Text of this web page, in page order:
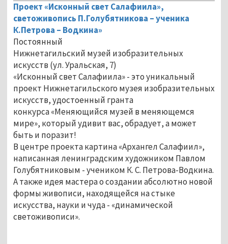
Проект «Исконный свет Салафиила»,
светоживопись П.Голубятникова – ученика
К.Петрова – Водкина»
Постоянный
Нижнетагильский музей изобразительных
искусств (ул. Уральская, 7)
«Исконный свет Салафиила» - это уникальный
проект Нижнетагильского музея изобразительных
искусств, удостоенный гранта
конкурса «Меняющийся музей в меняющемся
мире», который удивит вас, обрадует, а может
быть и поразит!
В центре проекта картина «Архангел Салафиил»,
написанная ленинградским художником Павлом
Голубятниковым - учеником К. С. Петрова-Водкина.
А также идея мастера о создании абсолютно новой
формы живописи, находящейся на стыке
искусства, науки и чуда - «динамической
светоживописи».